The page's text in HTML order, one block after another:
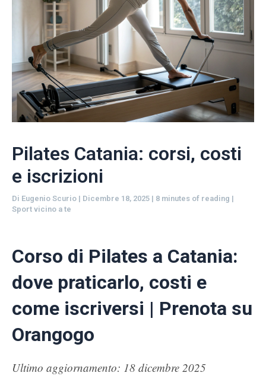
Pilates Catania: corsi, costi
e iscrizioni
Di Eugenio Scurio | Dicembre 18, 2025 | 8 minutes of reading |
Sport vicino a te
Corso di Pilates a Catania:
dove praticarlo, costi e
come iscriversi | Prenota su
Orangogo
Ultimo aggiornamento: 18 dicembre 2025